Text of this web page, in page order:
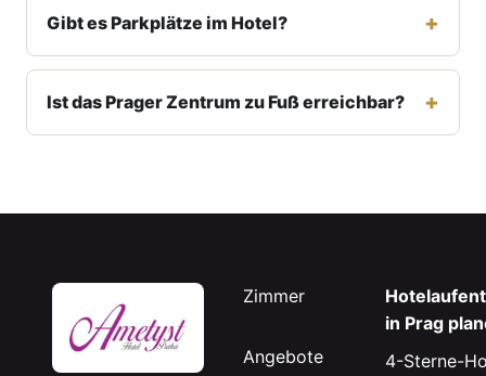
Gibt es Parkplätze im Hotel?
Ist das Prager Zentrum zu Fuß erreichbar?
Zimmer
Angebote
in Prag
4-Sterne-